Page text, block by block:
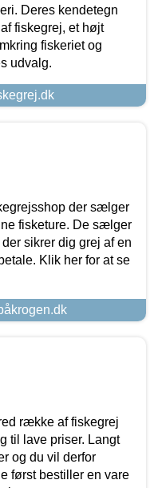
Deres kendetegn
fiskegrej, et højt
fiskeriet og
udvalg.
der sælger
fisketure. De sælger
sikrer dig grej af en
Klik her for at se
række af fiskegrej
til lave priser. Langt
og du vil derfor
først bestiller en vare